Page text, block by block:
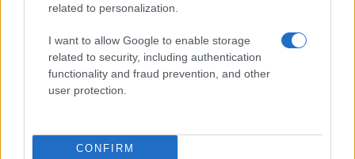
related to personalization.
I want to allow Google to enable storage
related to security, including authentication
functionality and fraud prevention, and other
user protection.
CONFIRM
Πήρε τον Αλέρικ Φρίμαν ο
Βίκος Ιωαννίνων
εκατ. ευρώ και αύξηση